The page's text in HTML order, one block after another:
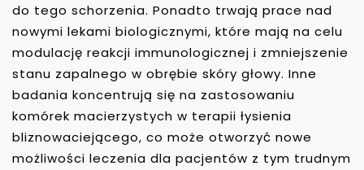
do tego schorzenia. Ponadto trwają prace nad
nowymi lekami biologicznymi, które mają na celu
modulację reakcji immunologicznej i zmniejszenie
stanu zapalnego w obrębie skóry głowy. Inne
badania koncentrują się na zastosowaniu
komórek macierzystych w terapii łysienia
bliznowaciejącego, co może otworzyć nowe
możliwości leczenia dla pacjentów z tym trudnym